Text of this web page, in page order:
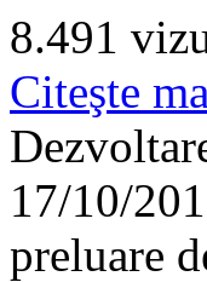
8.491
Citeşte
17/10/
preluare